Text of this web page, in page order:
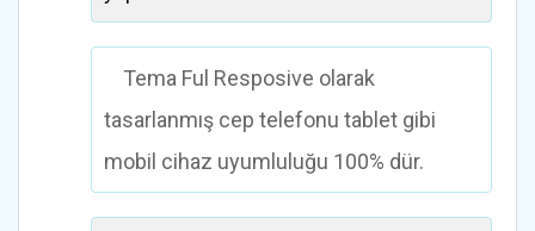
Tema Ful Resposive olarak
tasarlanmış cep telefonu tablet gibi
mobil cihaz uyumluluğu 100% dür.